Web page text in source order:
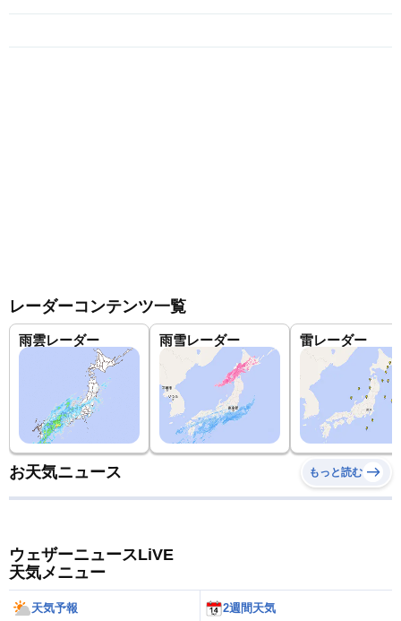
レーダーコンテンツ一覧
雨雲レーダー 雨雪レーダー 雷レーダー
お天気ニュース もっと読む
ウェザーニュースLiVE
天気メニュー
天気予報 2週間天気